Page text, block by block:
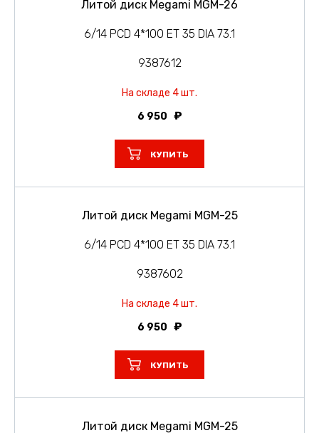
Литой диск Megami MGM-26
6/14 PCD 4*100 ET 35 DIA 73.1
9387612
На складе 4 шт.
6 950
КУПИТЬ
Литой диск Megami MGM-25
6/14 PCD 4*100 ET 35 DIA 73.1
9387602
На складе 4 шт.
6 950
КУПИТЬ
Литой диск Megami MGM-25